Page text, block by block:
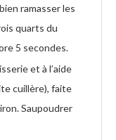
ramasser les
quarts du
5 secondes.
et à l’aide
cuillère), faite
Saupoudrer